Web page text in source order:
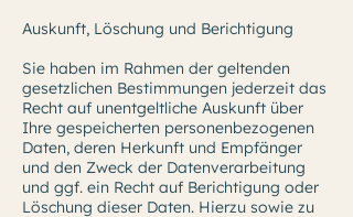
Auskunft, Löschung und Berichtigung
Sie haben im Rahmen der geltenden
gesetzlichen Bestimmungen jederzeit das
Recht auf unentgeltliche Auskunft über
Ihre gespeicherten personenbezogenen
Daten, deren Herkunft und Empfänger
und den Zweck der Datenverarbeitung
und ggf. ein Recht auf Berichtigung oder
Löschung dieser Daten. Hierzu sowie zu